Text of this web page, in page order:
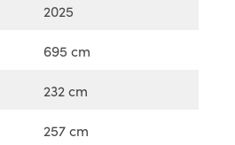
2025
695 cm
232 cm
257 cm